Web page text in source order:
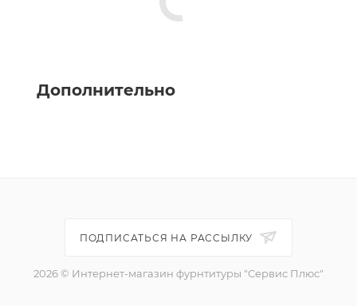
Дополнительно
ПОДПИСАТЬСЯ НА РАССЫЛКУ
2026 © Интернет-магазин фурнтитуры "Сервис Плюс"